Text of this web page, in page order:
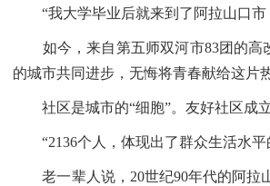
“我大学毕业后就来到了阿拉山口市
如今，来自第五师双河市83团的高改
的城市共同进步，无悔将青春献给这片
社区是城市的“细胞”。友好社区成立
“2136个人，体现出了群众生活水平
老一辈人说，20世纪90年代的阿拉山